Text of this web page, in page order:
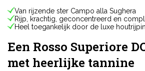
Van rijzende ster Campo alla Sughera
Rijp, krachtig, geconcentreerd en
Heel toegankelijk door de luxe
Een Rosso Superiore
met heerlijke tannine